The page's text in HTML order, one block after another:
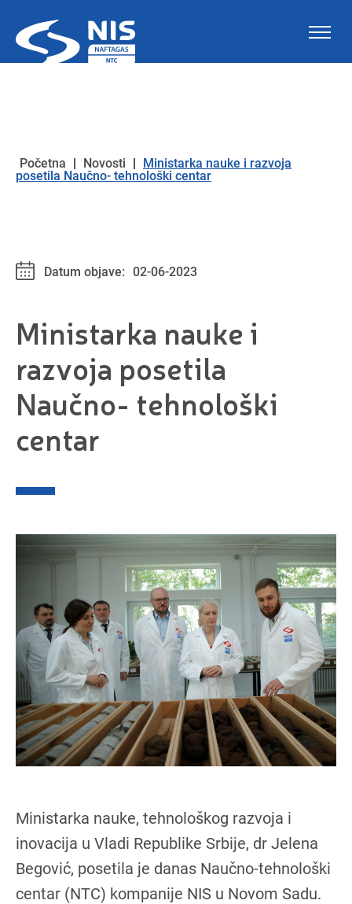
Početna | Novosti | Ministarka nauke i razvoja
posetila Naučno- tehnološki centar
Datum objave: 02-06-2023
Ministarka nauke i
razvoja posetila
Naučno- tehnološki
centar
Ministarka nauke, tehnološkog razvoja i
inovacija u Vladi Republike Srbije, dr Jelena
Begović, posetila je danas Naučno-tehnološki
centar (NTC) kompanije NIS u Novom Sadu.